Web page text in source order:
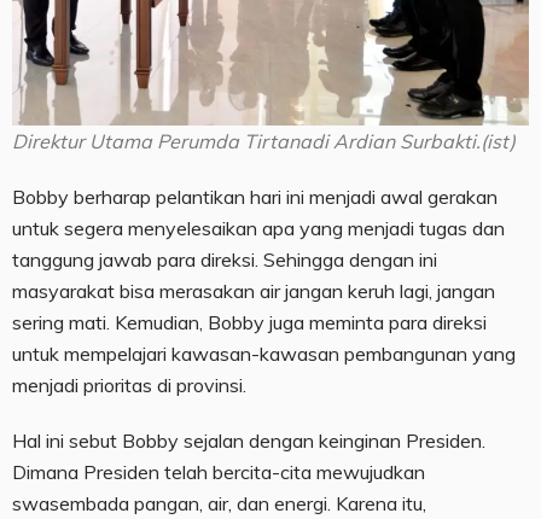
Direktur Utama Perumda Tirtanadi Ardian Surbakti.(ist)
Bobby berharap pelantikan hari ini menjadi awal gerakan
untuk segera menyelesaikan apa yang menjadi tugas dan
tanggung jawab para direksi. Sehingga dengan ini
masyarakat bisa merasakan air jangan keruh lagi, jangan
sering mati. Kemudian, Bobby juga meminta para direksi
untuk mempelajari kawasan-kawasan pembangunan yang
menjadi prioritas di provinsi.
Hal ini sebut Bobby sejalan dengan keinginan Presiden.
Dimana Presiden telah bercita-cita mewujudkan
swasembada pangan, air, dan energi. Karena itu,